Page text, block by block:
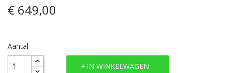
€ 649,00
Aantal
IN WINKELWAGEN